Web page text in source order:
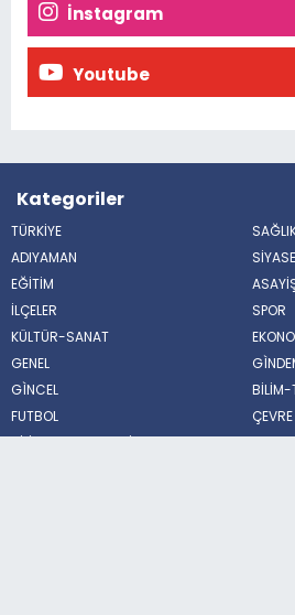
İnstagram
Youtube
Kategoriler
TÜRKİYE
ADIYAMAN
EĞİTİM
İLÇELER
SPOR
KÜLTÜR-SANAT
GENEL
GÌNCEL
BİLİM-
FUTBOL
ÇEVRE
BİLİM VE TEKNOLOJİ